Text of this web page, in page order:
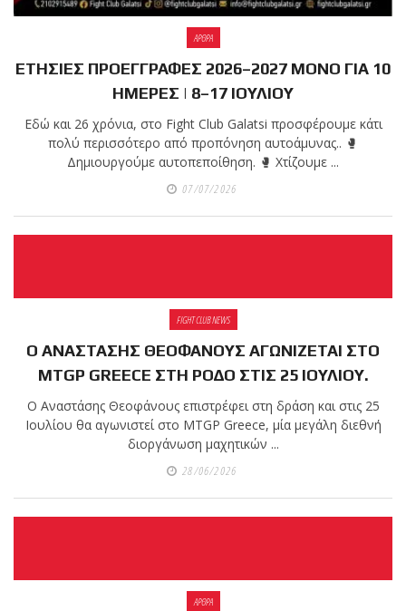
ΑΡΘΡΑ
ΕΤΗΣΙΕΣ ΠΡΟΕΓΓΡΑΦΕΣ 2026–2027 ΜΟΝΟ ΓΙΑ 10
ΗΜΕΡΕΣ | 8–17 ΙΟΥΛΙΟΥ
Εδώ και 26 χρόνια, στο Fight Club Galatsi προσφέρουμε κάτι
πολύ περισσότερο από προπόνηση αυτοάμυνας.. 🥊
Δημιουργούμε αυτοπεποίθηση. 🥊 Χτίζουμε ...
07/07/2026
FIGHT CLUB NEWS
Ο ΑΝΑΣΤΑΣΗΣ ΘΕΟΦΑΝΟΥΣ ΑΓΩΝΙΖΕΤΑΙ ΣΤΟ
MTGP GREECE ΣΤΗ ΡΟΔΟ ΣΤΙΣ 25 ΙΟΥΛΙΟΥ.
Ο Αναστάσης Θεοφάνους επιστρέφει στη δράση και στις 25
Ιουλίου θα αγωνιστεί στο MTGP Greece, μία μεγάλη διεθνή
διοργάνωση μαχητικών ...
28/06/2026
ΑΡΘΡΑ